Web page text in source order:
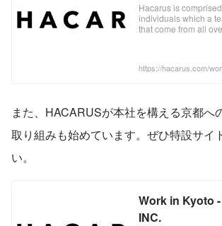
Hacarus is
individuals which a
that come from all
would like to become
https://hacarus.com/
また、HACARUSが本社を構える京都へ
取り組みも始めています。ぜひ特設サイ
い。
Work in Kyoto
INC.